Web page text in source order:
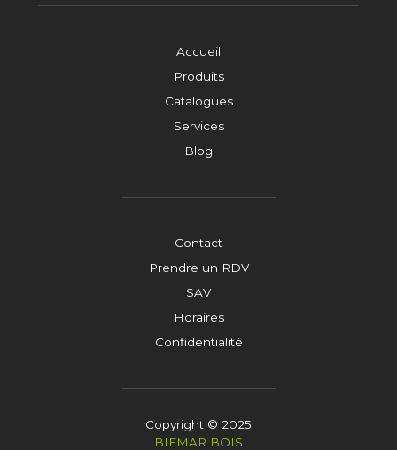
Accueil
Produits
Catalogues
Services
Blog
Contact
Prendre un RDV
SAV
Horaires
Confidentialité
Copyright © 2025
BIEMAR BOIS